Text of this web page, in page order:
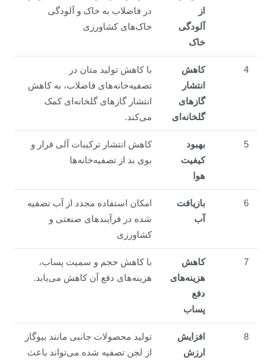
از
آلودگی
خاک
در فاضلاب به خاک و آلودگی
خاک‌های کشاورزی
4
کاهش
انتشار
گازهای
گلخانه‌ای
با کاهش تولید متان در
تصفیه‌خانه‌های فاضلاب، به کاهش
انتشار گازهای گلخانه‌ای کمک
می‌کند.
5
بهبود
کیفیت
هوا
کاهش انتشار ترکیبات آلی فرار و
بوی بد از تصفیه‌خانه‌ها
6
بازیافت
آب
امکان استفاده مجدد از آب تصفیه
شده در فرآیندهای صنعتی و
کشاورزی
7
کاهش
هزینه‌های
دفع
پساب
با کاهش حجم و سمیت پساب،
هزینه‌های دفع آن کاهش می‌یابد.
8
افزایش
ارزش
تولید محصولات جانبی مانند بیوگاز
از لجن تصفیه شده می‌تواند باعث